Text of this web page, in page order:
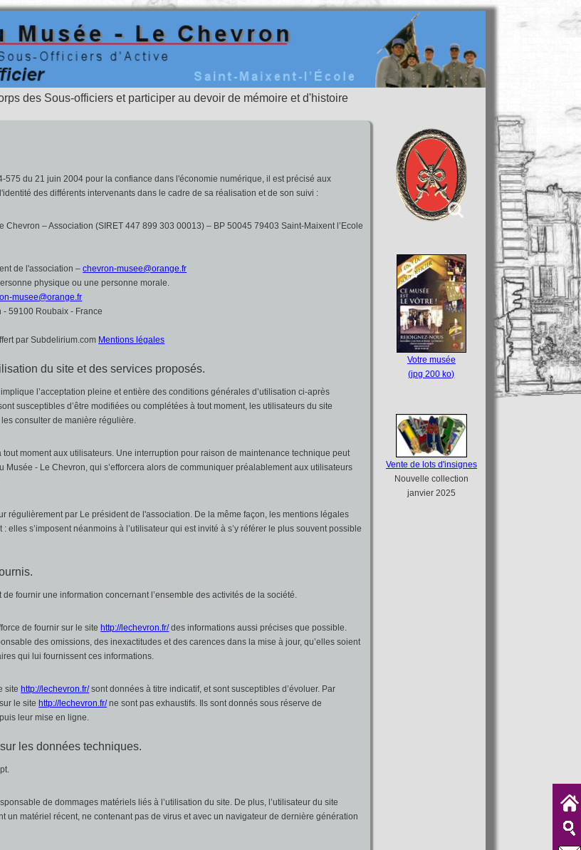
des Sous-officiers et participer au devoir de mémoire et d'histoire
575 du 21 juin 2004 pour la confiance dans l'économie numérique, il est précisé aux
des différents intervenants dans le cadre de sa réalisation et de son suivi :
Chevron – Association (SIRET 447 899 303 00013) – BP 50045 79403 Saint-Maixent l’Ecole
de l'association –chevron-musee@orange.fr
physique ou une personne morale.
musee@orange.fr
- 59100 Roubaix - France
par Subdelirium.com Mentions légales
du site et des services proposés.
l’acceptation pleine et entière des conditions générales d’utilisation ci-après
susceptibles d’être modifiées ou complétées à tout moment, les utilisateurs du site
consulter de manière régulière.
moment aux utilisateurs. Une interruption pour raison de maintenance technique peut
Musée - Le Chevron, qui s’efforcera alors de communiquer préalablement aux utilisateurs
régulièrement par Le président de l'association. De la même façon, les mentions légales
elles s’imposent néanmoins à l’utilisateur qui est invité à s’y référer le plus souvent possible
fournir une information concernant l’ensemble des activités de la société.
de fournir sur le sitehttp://lechevron.fr/des informations aussi précises que possible.
des omissions, des inexactitudes et des carences dans la mise à jour, qu’elles soient
qui lui fournissent ces informations.
sitehttp://lechevron.fr/sont données à titre indicatif, et sont susceptibles d’évoluer. Par
le sitehttp://lechevron.fr/ne sont pas exhaustifs. Ils sont donnés sous réserve de
leur mise en ligne.
les données techniques.
de dommages matériels liés à l’utilisation du site. De plus, l’utilisateur du site
un matériel récent, ne contenant pas de virus et avec un navigateur de dernière génération
Votre musée
(jpg 200 ko)
Vente de lots d'insignes
Nouvelle collection
janvier 2025